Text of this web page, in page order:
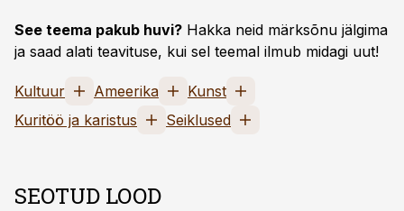
See teema pakub huvi? Hakka neid märksõnu jälgima
ja saad alati teavituse, kui sel teemal ilmub midagi uut!
Kultuur Ameerika
Kunst
Kuritöö ja karistus
Seiklused
SEOTUD LOOD